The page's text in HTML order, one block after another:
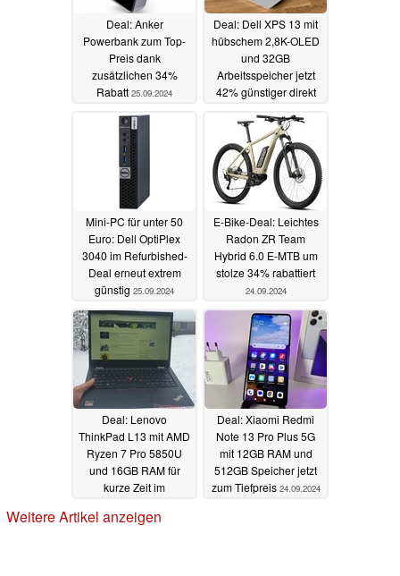
Deal: Anker
Powerbank zum Top-
Preis dank
zusätzlichen 34%
Rabatt 25.09.2024
Deal: Dell XPS 13 mit
hübschem 2,8K-OLED
und 32GB
Arbeitsspeicher jetzt
42% günstiger direkt
25.09.2024
Mini-PC für unter 50
Euro: Dell OptiPlex
3040 im Refurbished-
Deal erneut extrem
günstig 25.09.2024
E-Bike-Deal: Leichtes
Radon ZR Team
Hybrid 6.0 E-MTB um
stolze 34% rabattiert
24.09.2024
Deal: Lenovo
ThinkPad L13 mit AMD
Ryzen 7 Pro 5850U
und 16GB RAM für
kurze Zeit im
24.09.2024
Deal: Xiaomi Redmi
Note 13 Pro Plus 5G
mit 12GB RAM und
512GB Speicher jetzt
zum Tiefpreis 24.09.2024
Weitere Artikel anzeigen